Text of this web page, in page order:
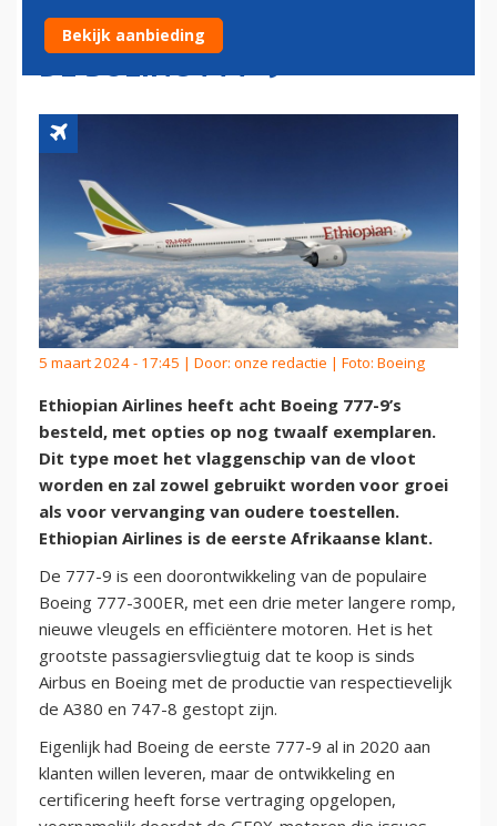
AFRIKAANSE MAATSCHAPPIJ
DE BOEING 777-9
5 maart 2024 - 17:45 | Door: onze redactie | Foto: Boeing
Ethiopian Airlines heeft acht Boeing 777-9’s
besteld, met opties op nog twaalf exemplaren.
Dit type moet het vlaggenschip van de vloot
worden en zal zowel gebruikt worden voor groei
als voor vervanging van oudere toestellen.
Ethiopian Airlines is de eerste Afrikaanse klant.
De 777-9 is een doorontwikkeling van de populaire
Boeing 777-300ER, met een drie meter langere romp,
nieuwe vleugels en efficiëntere motoren. Het is het
grootste passagiersvliegtuig dat te koop is sinds
Airbus en Boeing met de productie van respectievelijk
de A380 en 747-8 gestopt zijn.
Eigenlijk had Boeing de eerste 777-9 al in 2020 aan
klanten willen leveren, maar de ontwikkeling en
certificering heeft forse vertraging opgelopen,
Bekijk aanbieding